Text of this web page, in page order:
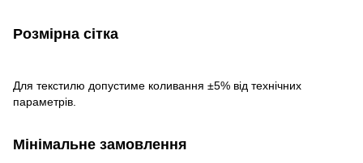
Розмірна сітка
Для текстилю допустиме коливання ±5% від технічних
параметрів.
Мінімальне замовлення